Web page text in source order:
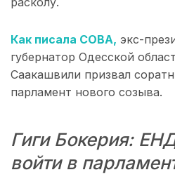
Как писала СОВА, экс-
губернатор Одесской
Саакашвили призвал
парламент нового созыва.
Гиги Бокерия:
войти в